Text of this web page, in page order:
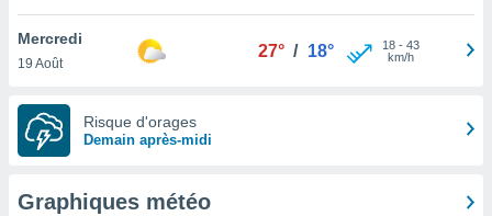
que
sur le
et que
Mercredi
19 Août
27° / 18° 18- 43
km/h
Risque d'orages
Demain après-midi
Graphiques météo